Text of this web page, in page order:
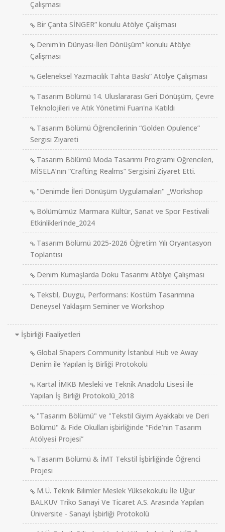
Çalışması
Bir Çanta SİNGER” konulu Atölye Çalişması
Denim'in Dünyası-İleri Dönüşüm” konulu Atölye
Çalişması
Geleneksel Yazmacılık Tahta Baskı” Atölye Çalışması
Tasarım Bölümü 14. Uluslararası Geri Dönüşüm, Çevre
Teknolojileri ve Atık Yönetimi Fuarı'na Katıldı
Tasarım Bölümü Öğrencilerinin “Golden Opulence”
Sergisi Ziyareti
Tasarım Bölümü Moda Tasarımı Programı Öğrencileri,
MİSELA’nın “Crafting Realms” Sergisini Ziyaret Etti.
"Denimde İleri Dönüşüm Uygulamaları" _Workshop
Bölümümüz Marmara Kültür, Sanat ve Spor Festivali
Etkinlikleri'nde_2024
Tasarım Bölümü 2025-2026 Öğretim Yılı Oryantasyon
Toplantısı
Denim Kumaşlarda Doku Tasarımı Atölye Çalışması
Tekstil, Duygu, Performans: Kostüm Tasarımına
Deneysel Yaklaşım Seminer ve Workshop
İşbirliği Faaliyetleri
Global Shapers Community İstanbul Hub ve Away
Denim ile Yapılan İş Birliği Protokolü
Kartal İMKB Mesleki ve Teknik Anadolu Lisesi ile
Yapılan İş Birliği Protokolü_2018
"Tasarım Bölümü" ve "Tekstil Giyim Ayakkabı ve Deri
Bölümü" & Fide Okulları işbirliğinde “Fide’nin Tasarım
Atölyesi Projesi”
Tasarım Bölümü & İMT Tekstil İşbirliğinde Öğrenci
Projesi
M.Ü. Teknik Bilimler Meslek Yüksekokulu İle Uğur
BALKUV Triko Sanayi Ve Ticaret A.S. Arasında Yapılan
Üniversite - Sanayi İşbirliği Protokolü